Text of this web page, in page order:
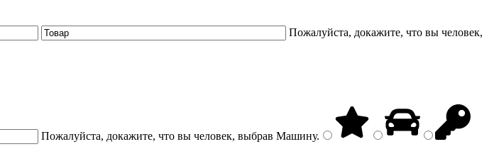
Пожалуйста, докажите, что вы человек,
Пожалуйста, докажите, что вы человек, выбрав Машину.